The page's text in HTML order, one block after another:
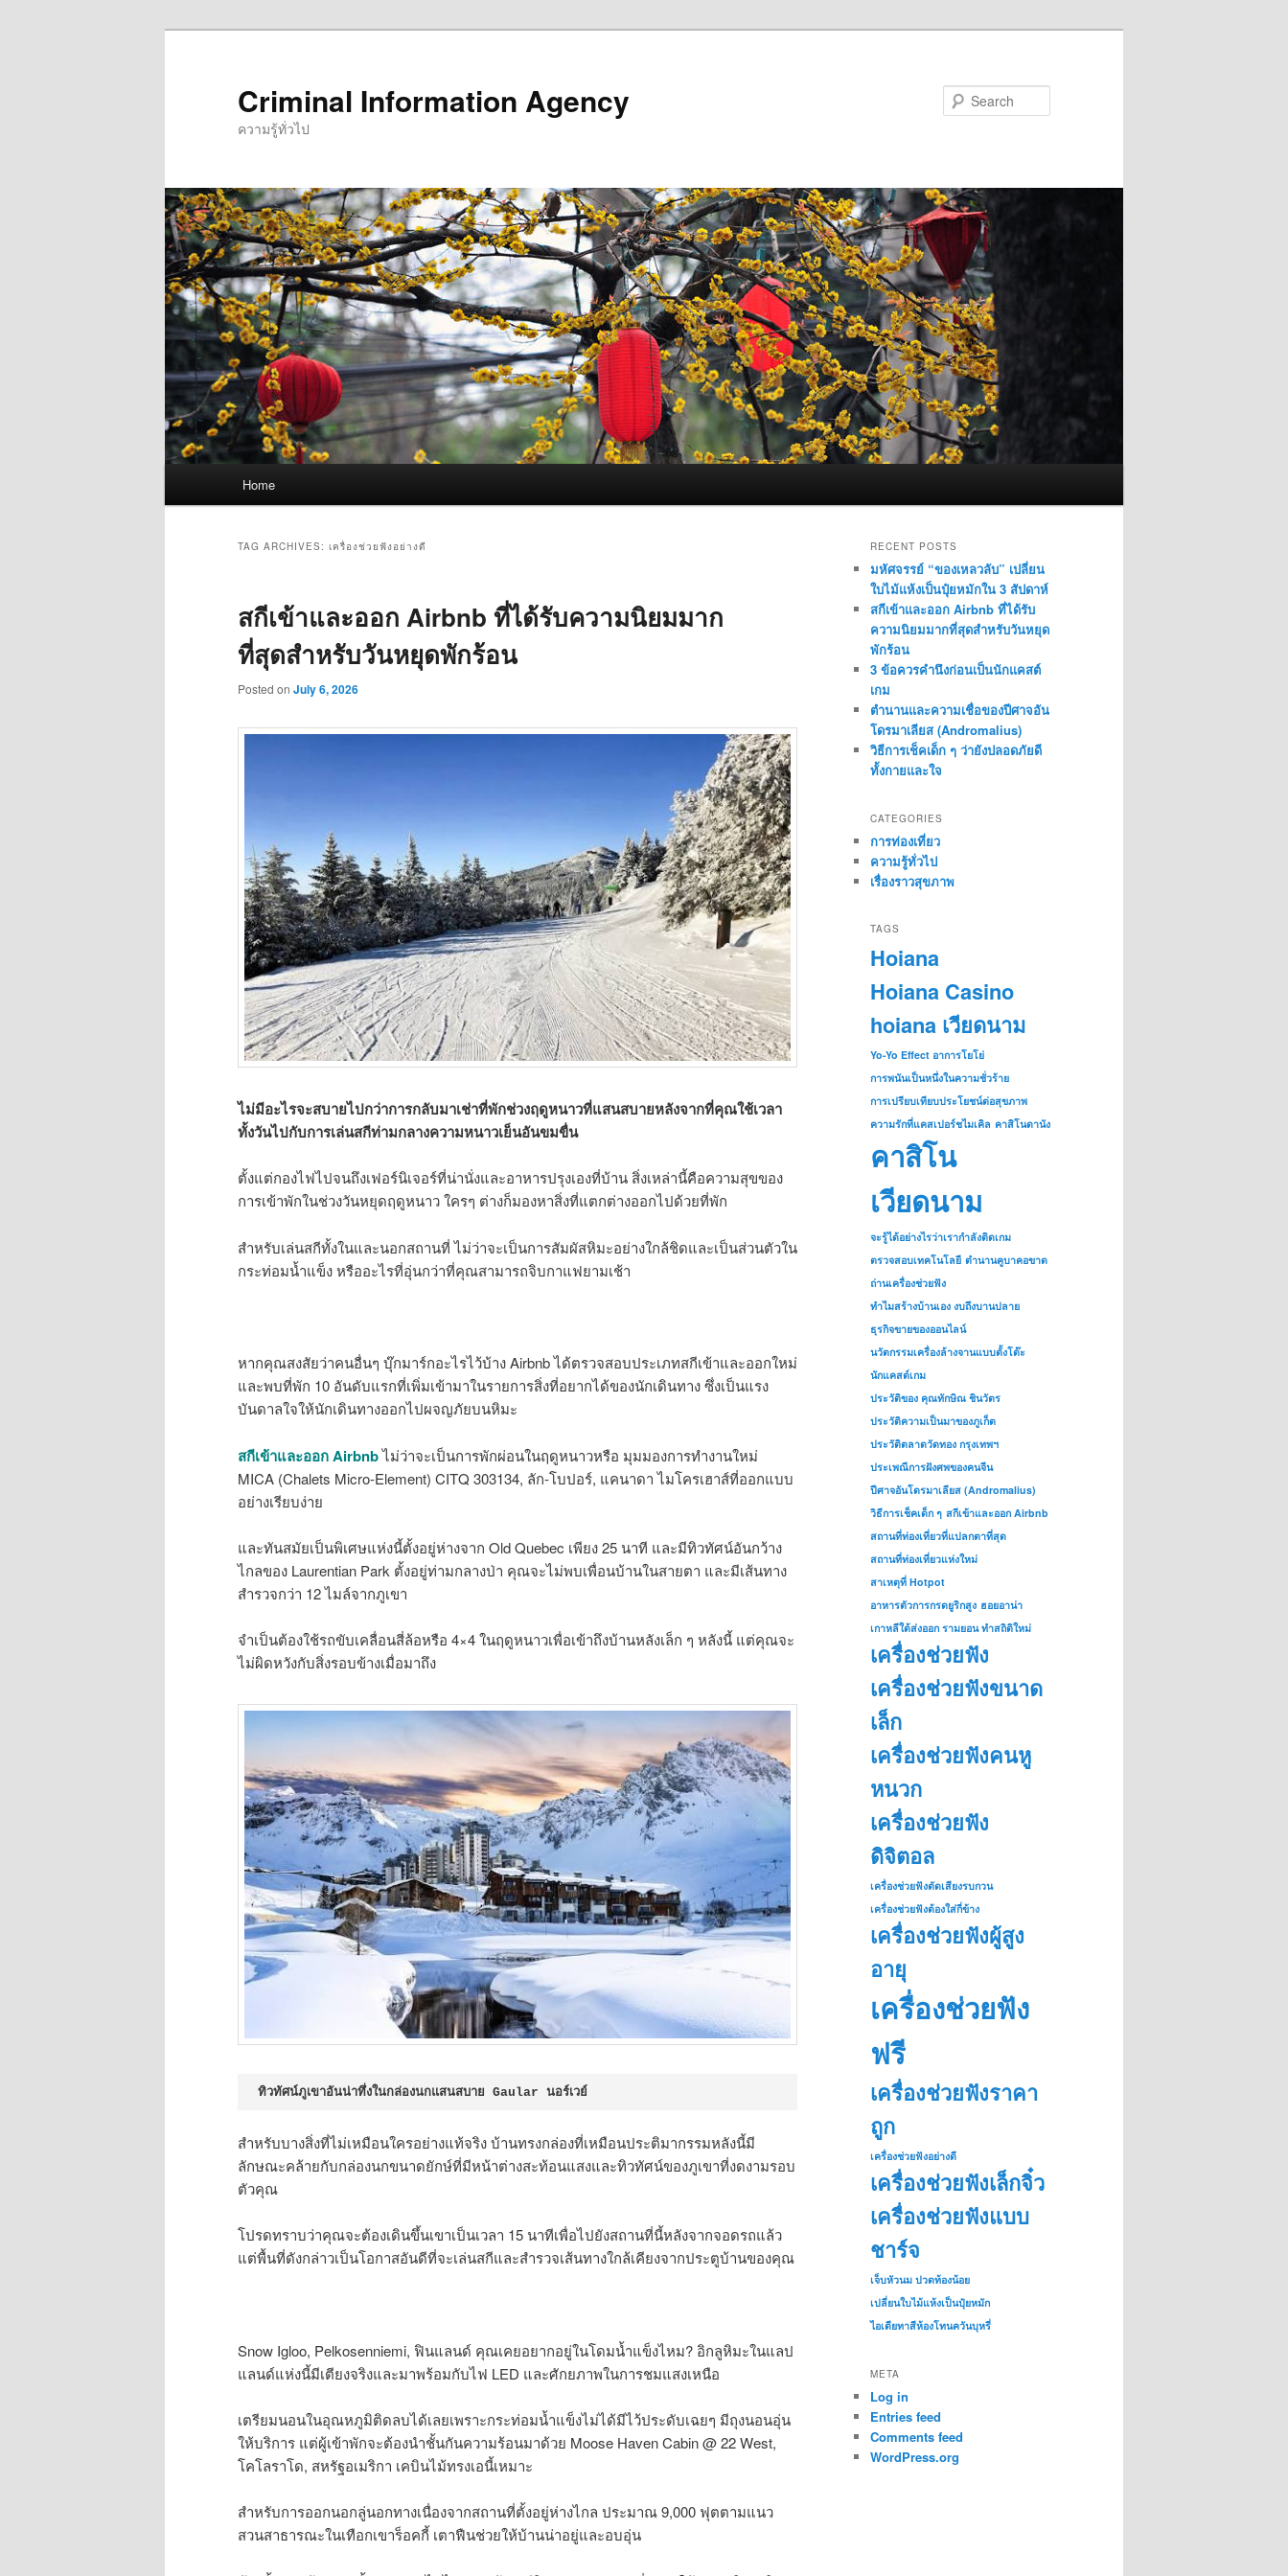
Criminal Information Agency
ความรู้ทั่วไป
Home
TAG ARCHIVES: เครื่องช่วยฟังอย่างดี
สกีเข้าและออก Airbnb ที่ได้รับความนิยมมาก
ที่สุดสำหรับวันหยุดพักร้อน
Posted on July 6, 2026
ไม่มีอะไรจะสบายไปกว่าการกลับมาเช่าที่พักช่วงฤดูหนาวที่แสนสบายหลังจากที่คุณใช้เวลา
ทั้งวันไปกับการเล่นสกีท่ามกลางความหนาวเย็นอันขมขื่น
ตั้งแต่กองไฟไปจนถึงเฟอร์นิเจอร์ที่น่านั่งและอาหารปรุงเองที่บ้าน สิ่งเหล่านี้คือความสุขของ
การเข้าพักในช่วงวันหยุดฤดูหนาว ใครๆ ต่างก็มองหาสิ่งที่แตกต่างออกไปด้วยที่พัก
สำหรับเล่นสกีทั้งในและนอกสถานที่ ไม่ว่าจะเป็นการสัมผัสหิมะอย่างใกล้ชิดและเป็นส่วนตัวใน
กระท่อมน้ำแข็ง หรืออะไรที่อุ่นกว่าที่คุณสามารถจิบกาแฟยามเช้า
หากคุณสงสัยว่าคนอื่นๆ บุ๊กมาร์กอะไรไว้บ้าง Airbnb ได้ตรวจสอบประเภทสกีเข้าและออกใหม่
และพบที่พัก 10 อันดับแรกที่เพิ่มเข้ามาในรายการสิ่งที่อยากได้ของนักเดินทาง ซึ่งเป็นแรง
บันดาลใจให้นักเดินทางออกไปผจญภัยบนหิมะ
สกีเข้าและออก Airbnbไม่ว่าจะเป็นการพักผ่อนในฤดูหนาวหรือ มุมมองการทำงานใหม่
MICA (Chalets Micro-Element) CITQ 303134, ลัก-โบปอร์, แคนาดา ไมโครเฮาส์ที่ออกแบบ
อย่างเรียบง่าย
และทันสมัยเป็นพิเศษแห่งนี้ตั้งอยู่ห่างจาก Old Quebec เพียง 25 นาที และมีทิวทัศน์อันกว้าง
ไกลของ Laurentian Park ตั้งอยู่ท่ามกลางป่า คุณจะไม่พบเพื่อนบ้านในสายตา และมีเส้นทาง
สำรวจกว่า 12 ไมล์จากภูเขา
จำเป็นต้องใช้รถขับเคลื่อนสี่ล้อหรือ 4×4 ในฤดูหนาวเพื่อเข้าถึงบ้านหลังเล็ก ๆ หลังนี้ แต่คุณจะ
ไม่ผิดหวังกับสิ่งรอบข้างเมื่อมาถึง
ทิวทัศน์ภูเขาอันน่าทึ่งในกล่องนกแสนสบาย Gaular นอร์เวย์
สำหรับบางสิ่งที่ไม่เหมือนใครอย่างแท้จริง บ้านทรงกล่องที่เหมือนประติมากรรมหลังนี้มี
ลักษณะคล้ายกับกล่องนกขนาดยักษ์ที่มีหน้าต่างสะท้อนแสงและทิวทัศน์ของภูเขาที่งดงามรอบ
ตัวคุณ
โปรดทราบว่าคุณจะต้องเดินขึ้นเขาเป็นเวลา 15 นาทีเพื่อไปยังสถานที่นี้หลังจากจอดรถแล้ว
แต่พื้นที่ดังกล่าวเป็นโอกาสอันดีที่จะเล่นสกีและสำรวจเส้นทางใกล้เคียงจากประตูบ้านของคุณ
Snow Igloo, Pelkosenniemi, ฟินแลนด์ คุณเคยอยากอยู่ในโดมน้ำแข็งไหม? อิกลูหิมะในแลป
แลนด์แห่งนี้มีเตียงจริงและมาพร้อมกับไฟ LED และศักยภาพในการชมแสงเหนือ
เตรียมนอนในอุณหภูมิติดลบได้เลยเพราะกระท่อมน้ำแข็งไม่ได้มีไว้ประดับเฉยๆ มีถุงนอนอุ่น
ให้บริการ แต่ผู้เข้าพักจะต้องนำชั้นกันความร้อนมาด้วย Moose Haven Cabin @ 22 West,
โคโลราโด, สหรัฐอเมริกา เคบินไม้ทรงเอนี้เหมาะ
สำหรับการออกนอกลู่นอกทางเนื่องจากสถานที่ตั้งอยู่ห่างไกล ประมาณ 9,000 ฟุตตามแนว
สวนสาธารณะในเทือกเขาร็อคกี้ เตาฟืนช่วยให้บ้านน่าอยู่และอบอุ่น
RECENT POSTS
มหัศจรรย์ “ของเหลวลับ” เปลี่ยน
ใบไม้แห้งเป็นปุ๋ยหมักใน 3 สัปดาห์
สกีเข้าและออก Airbnb ที่ได้รับ
ความนิยมมากที่สุดสำหรับวันหยุด
พักร้อน
3 ข้อควรคำนึงก่อนเป็นนักแคสต์
เกม
ตำนานและความเชื่อของปีศาจอัน
โดรมาเลียส (Andromalius)
วิธีการเช็คเด็ก ๆ ว่ายังปลอดภัยดี
ทั้งกายและใจ
CATEGORIES
การท่องเที่ยว
ความรู้ทั่วไป
เรื่องราวสุขภาพ
TAGS
Hoiana
Hoiana Casino
hoiana เวียดนาม
Yo-Yo Effect อาการโยโย่
การพนันเป็นหนึ่งในความชั่วร้าย
การเปรียบเทียบประโยชน์ต่อสุขภาพ
ความรักที่แคสเปอร์ชไมเคิล คาสิโนดานัง
คาสิโน
เวียดนาม
จะรู้ได้อย่างไรว่าเรากำลังติดเกม
ตรวจสอบเทคโนโลยี ตำนานคูบาคอขาด
ถ่านเครื่องช่วยฟัง
ทำไมสร้างบ้านเอง งบถึงบานปลาย
ธุรกิจขายของออนไลน์
นวัตกรรมเครื่องล้างจานแบบตั้งโต๊ะ
นักแคสต์เกม
ประวัติของ คุณทักษิณ ชินวัตร
ประวัติความเป็นมาของภูเก็ต
ประวัติตลาดวัดทอง กรุงเทพฯ
ประเพณีการฝังศพของคนจีน
ปีศาจอันโดรมาเลียส (Andromalius)
วิธีการเช็คเด็ก ๆ สกีเข้าและออก Airbnb
สถานที่ท่องเที่ยวที่แปลกตาที่สุด
สถานที่ท่องเที่ยวแห่งใหม่
สาเหตุที่ Hotpot
อาหารตัวการกรดยูริกสูง ฮอยอาน่า
เกาหลีใต้ส่งออก รามยอน ทำสถิติใหม่
เครื่องช่วยฟัง
เครื่องช่วยฟังขนาด
เล็ก
เครื่องช่วยฟังคนหู
หนวก
เครื่องช่วยฟัง
ดิจิตอล
เครื่องช่วยฟังตัดเสียงรบกวน
เครื่องช่วยฟังต้องใส่กี่ข้าง
เครื่องช่วยฟังผู้สูง
อายุ
เครื่องช่วยฟัง
ฟรี
เครื่องช่วยฟังราคา
ถูก
เครื่องช่วยฟังอย่างดี
เครื่องช่วยฟังเล็กจิ๋ว
เครื่องช่วยฟังแบบ
ชาร์จ
เจ็บหัวนม ปวดท้องน้อย
เปลี่ยนใบไม้แห้งเป็นปุ๋ยหมัก
ไอเดียทาสีห้องโทนควันบุหรี่
META
Log in
Entries feed
Comments feed
WordPress.org